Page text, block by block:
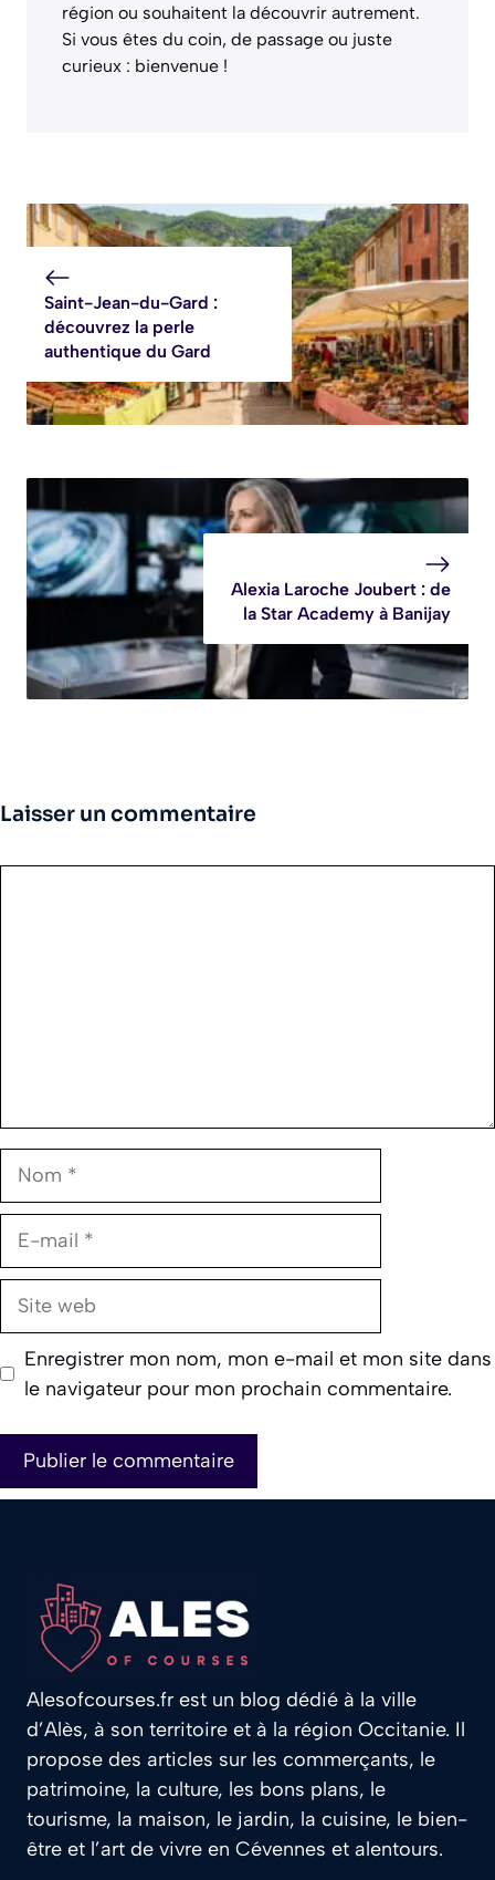
région ou souhaitent la découvrir autrement.
Si vous êtes du coin, de passage ou juste
curieux : bienvenue !
Saint-Jean-du-Gard :
découvrez la perle
authentique du Gard
Alexia Laroche Joubert : de
la Star Academy à Banijay
Laisser un commentaire
Nom
E-
Site
Enregistrer mon nom, mon e-mail et mon site dans
le navigateur pour mon prochain commentaire.
Alesofcourses.fr est un blog dédié à la ville
d’Alès, à son territoire et à la région Occitanie. Il
propose des articles sur les commerçants, le
patrimoine, la culture, les bons plans, le
tourisme, la maison, le jardin, la cuisine, le bien-
être et l’art de vivre en Cévennes et alentours.